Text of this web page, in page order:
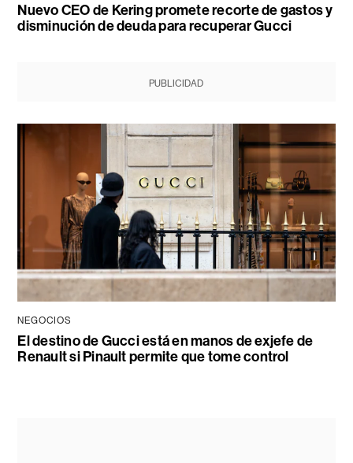
Nuevo CEO de Kering promete recorte de gastos y
disminución de deuda para recuperar Gucci
PUBLICIDAD
NEGOCIOS
El destino de Gucci está en manos de exjefe de
Renault si Pinault permite que tome control